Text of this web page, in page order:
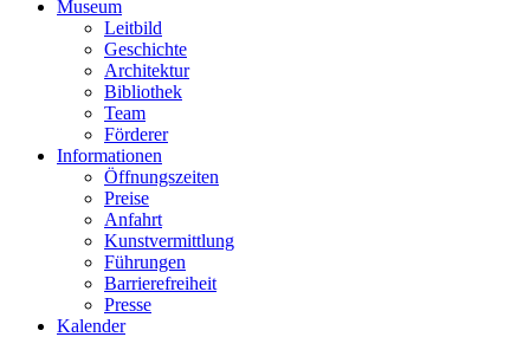
Museum
Leitbild
Geschichte
Architektur
Bibliothek
Team
Förderer
Informationen
Öffnungszeiten
Preise
Anfahrt
Kunstvermittlung
Führungen
Barrierefreiheit
Presse
Kalender